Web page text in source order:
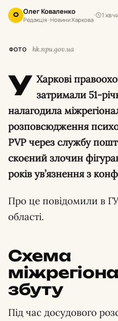
О Олег Коваленко
Редакція · Новини Харкова
1 хв
ФОТО hk.npu.gov.ua
У Харкові
затримали 51-
налагодила
розповсюдження
PVP через службу
скоєний злочин
років ув’язнення з
Про це повідомили в
області.
Схема
збуту
Під час досудового